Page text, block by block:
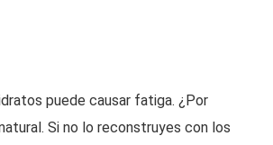
puede causar fatiga. ¿Por
Si no lo reconstruyes con los